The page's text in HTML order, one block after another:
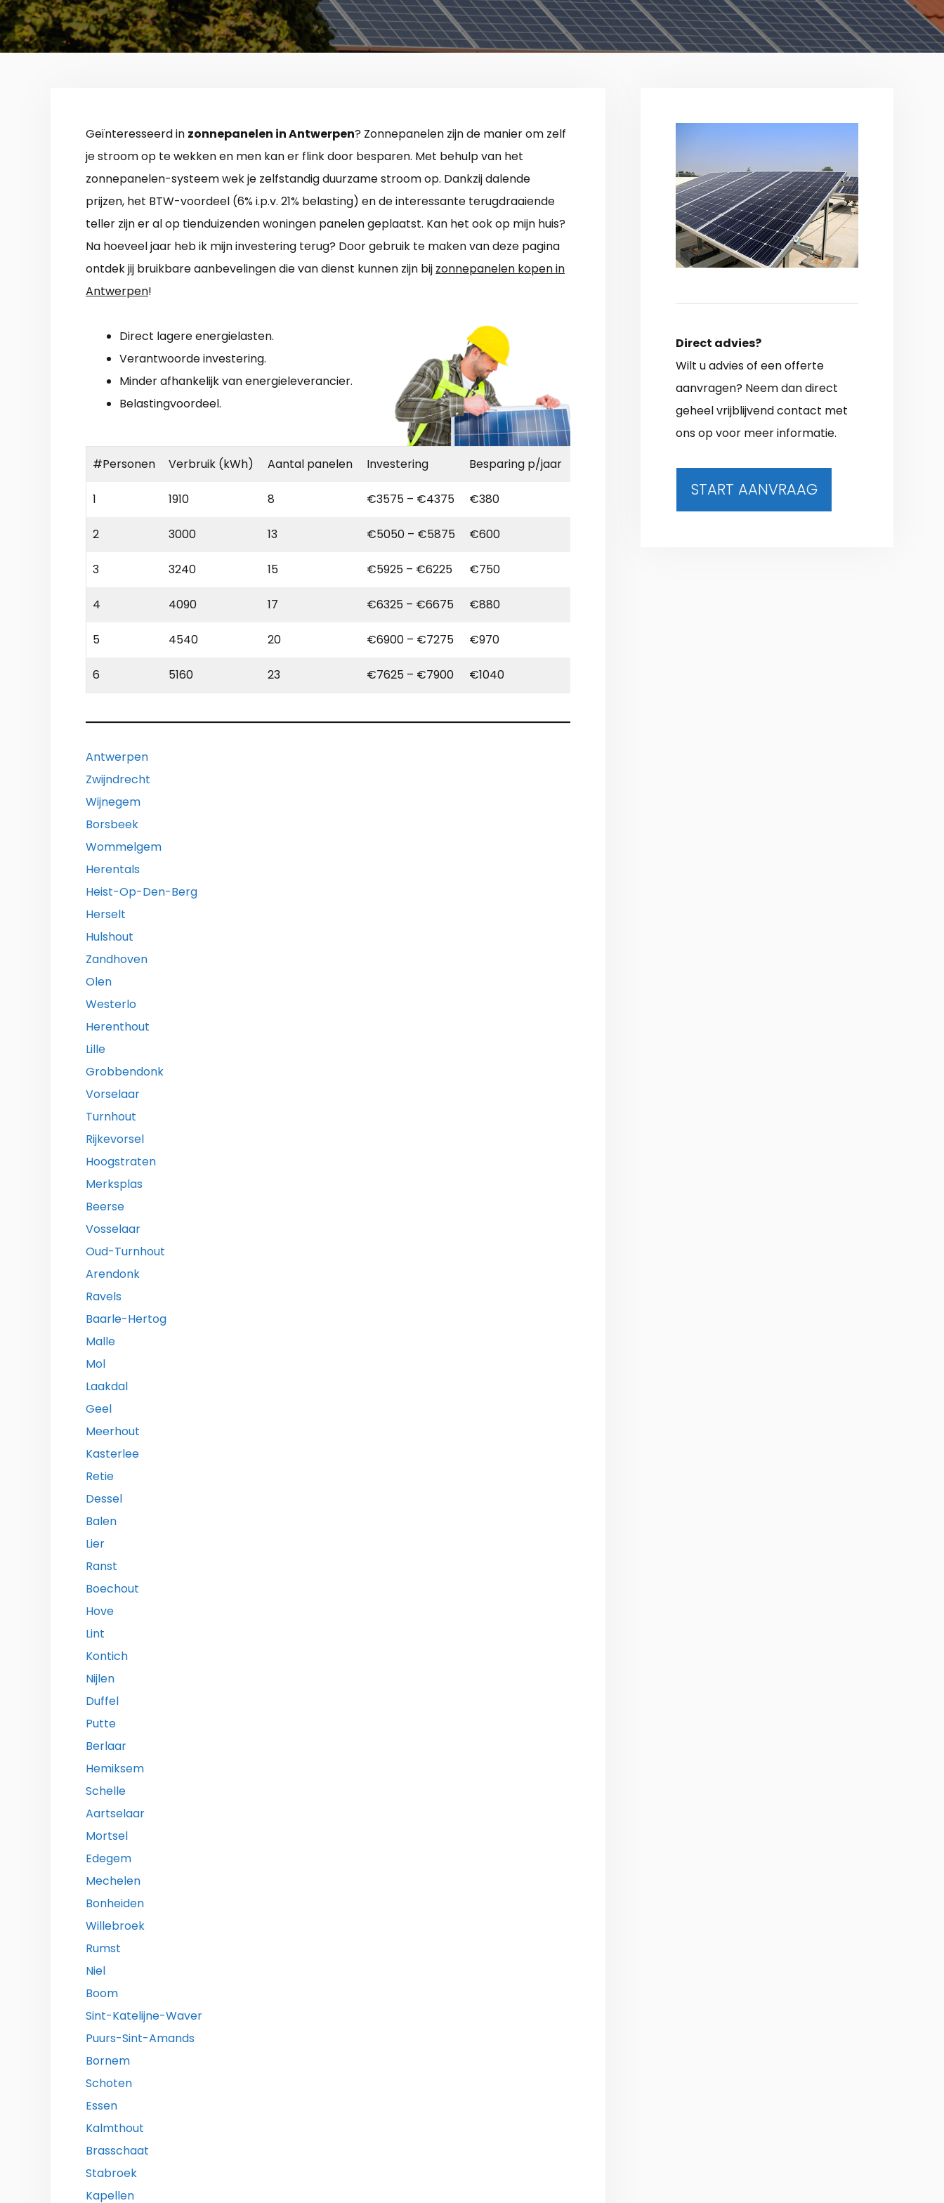
Geïnteresseerd in zonnepanelen in Antwerpen? Zonnepanelen zijn de manier om zelf
je stroom op te wekken en men kan er flink door besparen. Met behulp van het
zonnepanelen-systeem wek je zelfstandig duurzame stroom op. Dankzij dalende
prijzen, het BTW-voordeel (6% i.p.v. 21% belasting) en de interessante terugdraaiende
teller zijn er al op tienduizenden woningen panelen geplaatst. Kan het ook op mijn huis?
Na hoeveel jaar heb ik mijn investering terug? Door gebruik te maken van deze pagina
ontdek jij bruikbare aanbevelingen die van dienst kunnen zijn bij zonnepanelen kopen in
Antwerpen!
Direct lagere energielasten.
Verantwoorde investering.
Minder afhankelijk van energieleverancier.
Belastingvoordeel.
#Personen Verbruik (kWh) Aantal panelen Investering Besparing p/jaar
1 1910 8 €3575 – €4375 €380
2 3000 13 €5050 – €5875 €600
3 3240 15 €5925 – €6225 €750
4 4090 17 €6325 – €6675 €880
5 4540 20 €6900 – €7275 €970
6 5160 23 €7625 – €7900 €1040
Antwerpen
Zwijndrecht
Wijnegem
Borsbeek
Wommelgem
Herentals
Heist-Op-Den-Berg
Herselt
Hulshout
Zandhoven
Olen
Westerlo
Herenthout
Lille
Grobbendonk
Vorselaar
Turnhout
Rijkevorsel
Hoogstraten
Merksplas
Beerse
Vosselaar
Oud-Turnhout
Arendonk
Ravels
Baarle-Hertog
Malle
Mol
Laakdal
Geel
Meerhout
Kasterlee
Retie
Dessel
Balen
Lier
Ranst
Boechout
Hove
Lint
Kontich
Nijlen
Duffel
Putte
Berlaar
Hemiksem
Schelle
Aartselaar
Mortsel
Edegem
Mechelen
Bonheiden
Willebroek
Rumst
Niel
Boom
Sint-Katelijne-Waver
Puurs-Sint-Amands
Bornem
Schoten
Essen
Kalmthout
Brasschaat
Stabroek
Kapellen
Direct advies?
Wilt u advies of een offerte
aanvragen? Neem dan direct
geheel vrijblijvend contact met
ons op voor meer informatie.
START AANVRAAG